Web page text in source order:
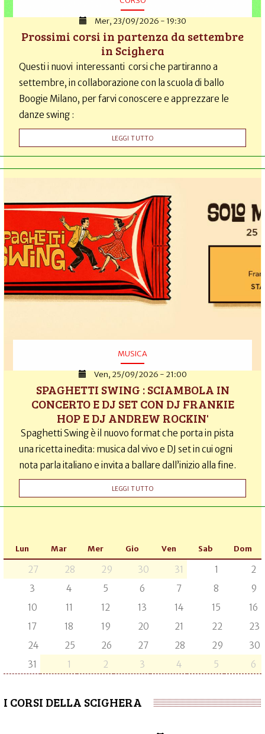
Mer, 23/09/2026 - 19:30
Prossimi corsi in partenza da settembre
in Scighera
Questi i nuovi interessanti corsi che partiranno a
settembre, in collaborazione con la scuola di ballo
Boogie Milano, per farvi conoscere e apprezzare le
danze swing :
LEGGI TUTTO
MUSICA
Ven, 25/09/2026 - 21:00
SPAGHETTI SWING : SCIAMBOLA IN
CONCERTO E DJ SET CON DJ FRANKIE
HOP E DJ ANDREW ROCKIN'
Spaghetti Swing è il nuovo format che porta in pista
una ricetta inedita: musica dal vivo e DJ set in cui ogni
nota parla italiano e invita a ballare dall’inizio alla fine.
LEGGI TUTTO
Lun Mar Mer Gio Ven Sab Dom
27 28 29 30 31 1
2
3
4 5 6 7 8
9
10
11 12 13 14 15
16
17
18 19 20 21 22
23
24
25 26 27 28 29
30
31
1 2 3 4 5 6
I CORSI DELLA SCIGHERA